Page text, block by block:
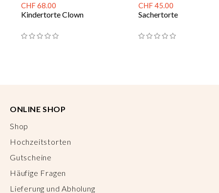
CHF 68.00
Kindertorte Clown
CHF 45.00
Sachertorte
ONLINE SHOP
Shop
Hochzeitstorten
Gutscheine
Häufige Fragen
Lieferung und Abholung